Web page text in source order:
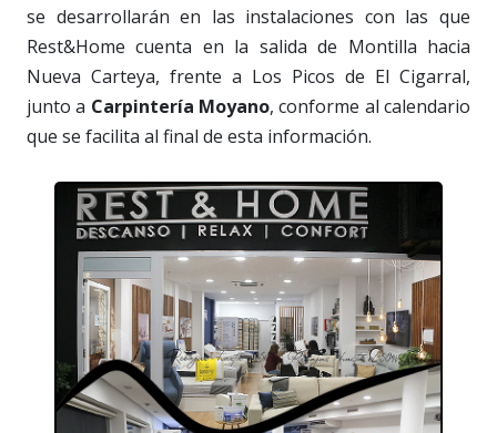
se desarrollarán en las instalaciones con las que
Rest&Home cuenta en la salida de Montilla hacia
Nueva Carteya, frente a Los Picos de El Cigarral,
junto a Carpintería Moyano, conforme al calendario
que se facilita al final de esta información.